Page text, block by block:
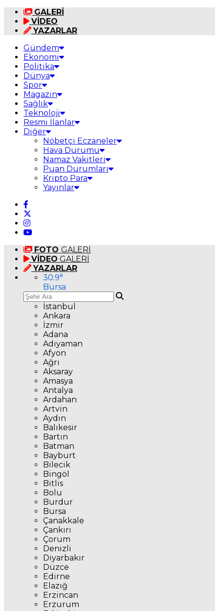
GALERİ
VİDEO
YAZARLAR
Gündem
Ekonomi
Politika
Dünya
Spor
Magazin
Sağlık
Teknoloji
Resmi İlanlar
Diğer
Nöbetçi Eczaneler
Hava Durumu
Namaz Vakitleri
Puan Durumları
Kripto Para
Yayınlar
FOTO GALERİ
VİDEO GALERİ
YAZARLAR
30.9°
Bursa
İstanbul
Ankara
İzmir
Adana
Adıyaman
Afyon
Ağrı
Aksaray
Amasya
Antalya
Ardahan
Artvin
Aydın
Balıkesir
Bartın
Batman
Bayburt
Bilecik
Bingöl
Bitlis
Bolu
Burdur
Bursa
Çanakkale
Çankırı
Çorum
Denizli
Diyarbakır
Düzce
Edirne
Elazığ
Erzincan
Erzurum